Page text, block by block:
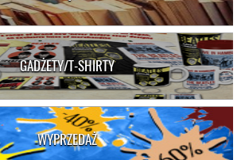
GADŻETY/T-SHIRTY
WYPRZEDAŻ